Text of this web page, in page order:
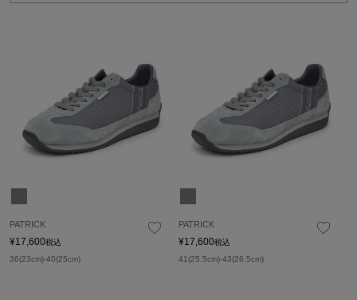
PATRICK
¥17,600税込
36(23cm)-40(25cm)
PATRICK
¥17,600税込
41(25.5cm)-43(26.5cm)